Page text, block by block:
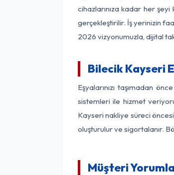
cihazlarınıza kadar her
gerçekleştirilir. İş yerinizin
2026 vizyonumuzla, dijital
Bilecik Kayseri
Eşyalarınızı taşımadan
sistemleri ile hizmet
Kayseri nakliye süreci
oluşturulur ve sigortalanır.
Müşteri